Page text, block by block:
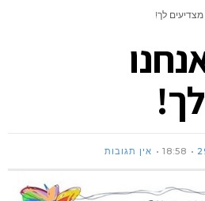
מצדיעים לך!
18:58 אין תגובות